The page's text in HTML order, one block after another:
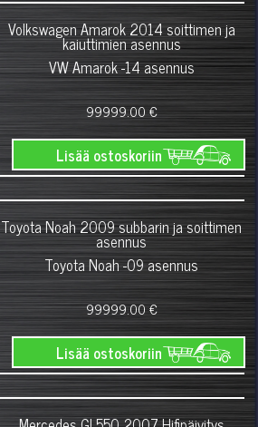
Volkswagen Amarok 2014 soittimen ja
kaiuttimien asennus
VW Amarok -14 asennus
99999.00 €
Lisää ostoskoriin
Toyota Noah 2009 subbarin ja soittimen
asennus
Toyota Noah -09 asennus
99999.00 €
Lisää ostoskoriin